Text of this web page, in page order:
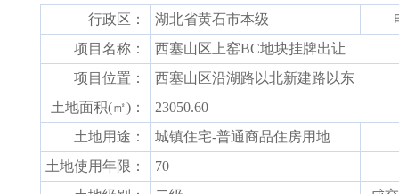
行政区： 湖北省黄石市本级
项目名称：
西塞山区上窑BC地块挂牌出让
项目位置：
西塞山区沿湖路以北新建路以东
土地面积(㎡)：
23050.60
土地用途：
城镇住宅-普通商品住房用地
土地使用年限：
70